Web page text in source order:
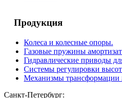
Продукция
Колеса и колесные опоры.
Газовые пружины
Гидравлические приводы
Системы регулировки
Механизмы трансформации
Санкт-Петербург: